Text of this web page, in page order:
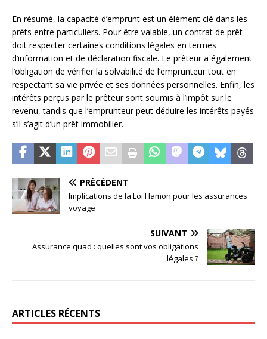
En résumé, la capacité d’emprunt est un élément clé dans les
prêts entre particuliers. Pour être valable, un contrat de prêt
doit respecter certaines conditions légales en termes
d’information et de déclaration fiscale. Le prêteur a également
l’obligation de vérifier la solvabilité de l’emprunteur tout en
respectant sa vie privée et ses données personnelles. Enfin, les
intérêts perçus par le prêteur sont soumis à l’impôt sur le
revenu, tandis que l’emprunteur peut déduire les intérêts payés
s’il s’agit d’un prêt immobilier.
PRÉCÉDENT
Implications de la Loi Hamon pour les assurances
voyage
SUIVANT
Assurance quad : quelles sont vos obligations
légales ?
ARTICLES RÉCENTS